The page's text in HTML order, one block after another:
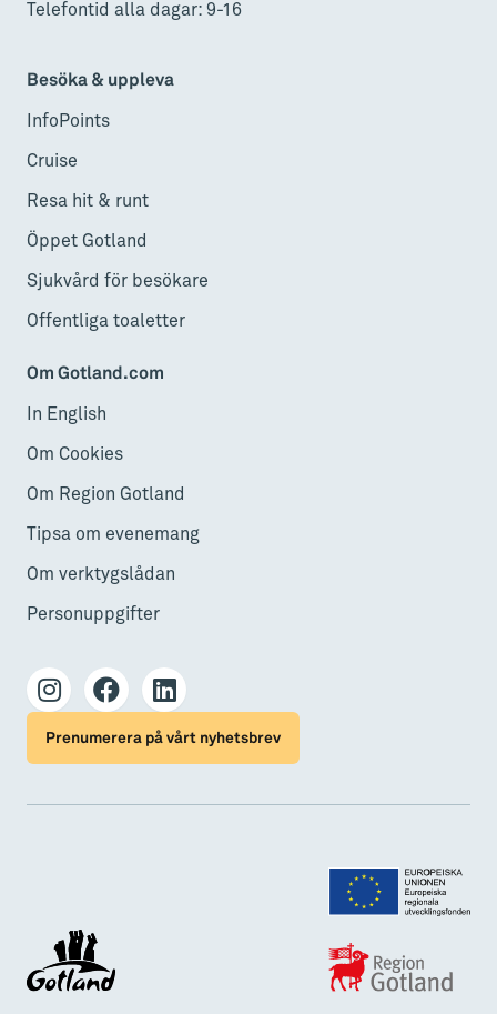
Telefontid alla dagar: 9-16
Besöka & uppleva
InfoPoints
Cruise
Resa hit & runt
Öppet Gotland
Sjukvård för besökare
Offentliga toaletter
Om Gotland.com
In English
Om Cookies
Om Region Gotland
Tipsa om evenemang
Om verktygslådan
Personuppgifter
Prenumerera på vårt nyhetsbrev